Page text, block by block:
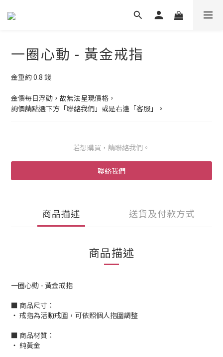
一圈心動 - 黃金戒指
金重約 0.8 錢
金價每日浮動，故無法呈現價格，
詢價請點選下方「聯絡我們」或是右邊「客服」。
若想購買，請聯絡我們。
聯絡我們
商品描述 送貨及付款方式
商品描述
一圈心動 - 黃金戒指
■ 商品尺寸：
‧ 戒指為活動戒圍，可依照個人指圍調整
■ 商品材質：
‧ 純黃金